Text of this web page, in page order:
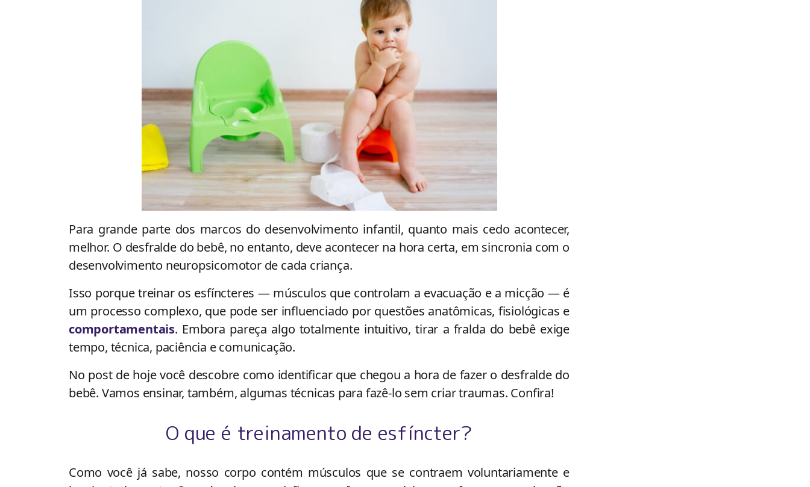
Para grande parte dos marcos do desenvolvimento infantil, quanto mais cedo acontecer,
melhor. O desfralde do bebê, no entanto, deve acontecer na hora certa, em sincronia com o
desenvolvimento neuropsicomotor de cada criança.
Isso porque treinar os esfíncteres — músculos que controlam a evacuação e a micção — é
um processo complexo, que pode ser influenciado por questões anatômicas, fisiológicas e
comportamentais. Embora pareça algo totalmente intuitivo, tirar a fralda do bebê exige
tempo, técnica, paciência e comunicação.
No post de hoje você descobre como identificar que chegou a hora de fazer o desfralde do
bebê. Vamos ensinar, também, algumas técnicas para fazê-lo sem criar traumas. Confira!
O que é treinamento de esfíncter?
Como você já sabe, nosso corpo contém músculos que se contraem voluntariamente e